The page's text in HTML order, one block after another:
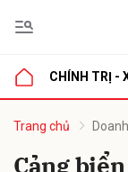
CHÍNH TRỊ -
Trang chủ
Cảng
luận